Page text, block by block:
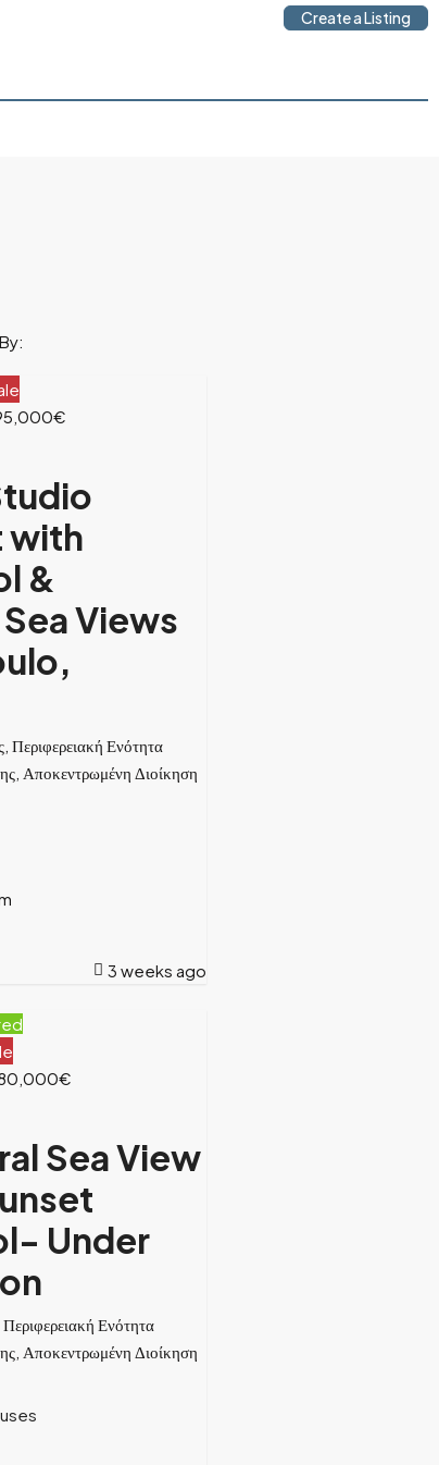
Create a Listing
with
&
Views
Περιφερειακή Ενότητα
Αποκεντρωμένη Διοίκηση
3 weeks ago
Sea View
Under
Ενότητα
Αποκεντρωμένη Διοίκηση